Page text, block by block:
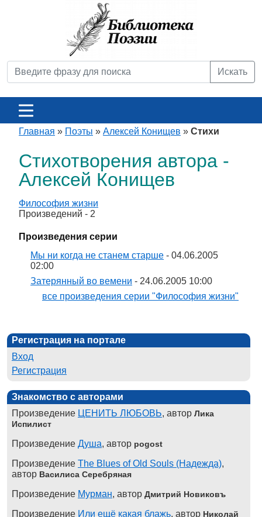
Искать
Главная » Поэты » Алексей Конищев » Стихи
Стихотворения автора -
Алексей Конищев
Философия жизни
Произведений - 2
Произведения серии
Мы ни когда не станем старше - 04.06.2005
02:00
Затерянный во вемени - 24.06.2005 10:00
все произведения серии "Философия жизни"
Регистрация на портале
Вход
Регистрация
Знакомство с авторами
Произведение ЦЕНИТЬ ЛЮБОВЬ, автор Лика
Испилист
Произведение Душа, автор pogost
Произведение The Blues of Old Souls (Надежда),
автор Василиса Серебряная
Произведение Мурман, автор Дмитрий Новиковъ
Произведение Или ещё какая блажь, автор Николай